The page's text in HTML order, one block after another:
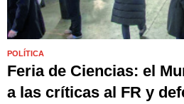
POLÍTICA
Feria de Ciencias: el
a las críticas al FR y